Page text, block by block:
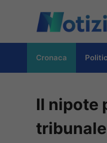
contenuto
Cronaca
Il nipote